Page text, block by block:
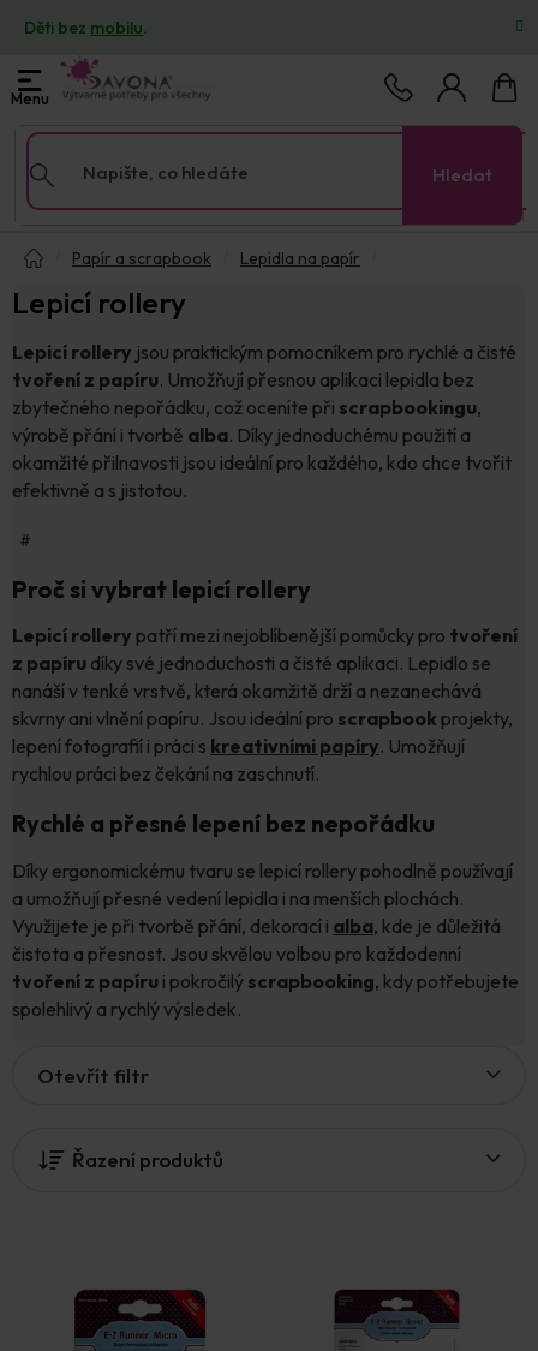
obsah
Děti bez mobilu.
Hledat
košík
Papír a scrapbook
Lepidla na papír
Lepicí rollery
Lepicí rollery jsou praktickým pomocníkem pro rychlé a čisté
tvoření z papíru. Umožňují přesnou aplikaci lepidla bez
zbytečného nepořádku, což oceníte při scrapbookingu,
výrobě přání i tvorbě alba. Díky jednoduchému použití a
okamžité přilnavosti jsou ideální pro každého, kdo chce tvořit
efektivně a s jistotou.
#
Proč si vybrat lepicí rollery
Lepicí rollery patří mezi nejoblíbenější pomůcky pro tvoření
z papíru díky své jednoduchosti a čisté aplikaci. Lepidlo se
nanáší v tenké vrstvě, která okamžitě drží a nezanechává
skvrny ani vlnění papíru. Jsou ideální pro scrapbookprojekty,
lepení fotografií i práci s kreativními papíry. Umožňují
rychlou práci bez čekání na zaschnutí.
Rychlé a přesné lepení bez nepořádku
Díky ergonomickému tvaru se lepicí rollery pohodlně používají
a umožňují přesné vedení lepidla i na menších plochách.
Využijete je při tvorbě přání, dekorací i alba, kde je důležitá
čistota a přesnost. Jsou skvělou volbou pro každodenní
tvoření z papíru i pokročilý scrapbooking, kdy potřebujete
spolehlivý a rychlý výsledek.
Řazení produktů
Otevřít filtr